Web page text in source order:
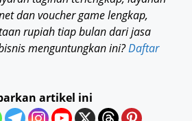
dan voucher game lengkap,
rupiah tiap bulan dari jasa
menguntungkan ini?Daftar
artikel ini